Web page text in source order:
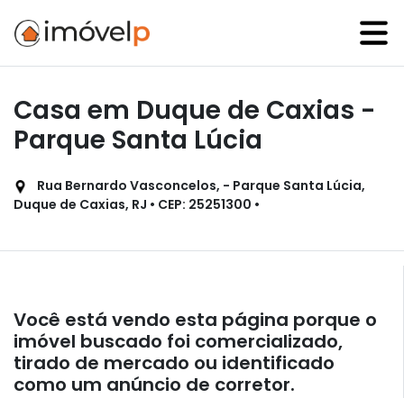
Casa em Duque de Caxias -
Parque Santa Lúcia
Rua Bernardo Vasconcelos, - Parque Santa Lúcia,
Duque de Caxias, RJ • CEP: 25251300 •
Você está vendo esta página porque o
imóvel buscado foi comercializado,
tirado de mercado ou identificado
como um anúncio de corretor.